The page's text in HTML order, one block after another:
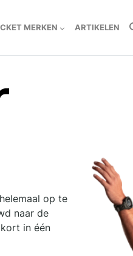
MERKEN ARTIKELEN
op te
naar de
in één